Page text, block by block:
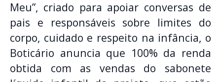
Meu”, criado para apoiar conversas de
pais e responsáveis sobre limites do
corpo, cuidado e respeito na infância, o
Boticário anuncia que 100% da renda
obtida com as vendas do sabonete